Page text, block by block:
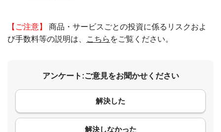
【ご注意】
商品・サービスごとの投資に係るリスクおよ
び手数料等の説明は、
こちら をご覧ください。
アンケート:ご意見をお聞かせください
解決した
解決しなかった
コメント